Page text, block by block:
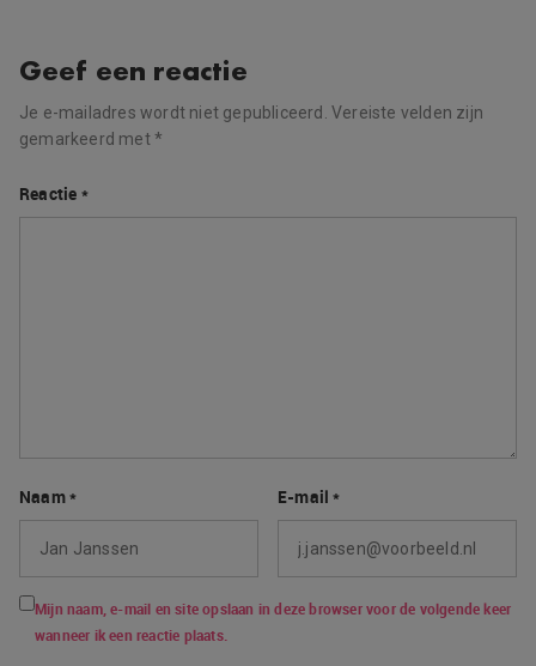
Geef een reactie
Je e-mailadres wordt niet gepubliceerd. Vereiste velden zijn
gemarkeerd met*
Reactie *
Naam* E-mail*
Mijn naam, e-mail en site opslaan in deze browser voor de volgende keer
wanneer ik een reactie plaats.